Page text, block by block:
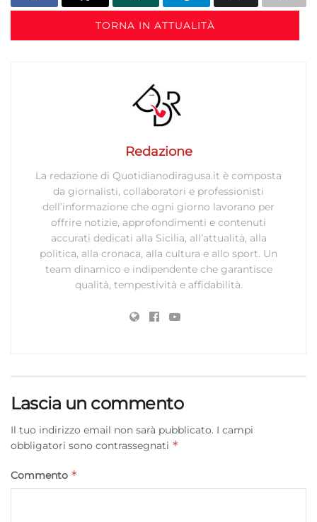
TORNA IN ATTUALITÀ
Redazione
La redazione di Quotidianodiragusa.it è composta
da giornalisti, collaboratori e professionisti
dell’informazione che ogni giorno lavorano per
offrire notizie, approfondimenti e contenuti
accurati dedicati alla Sicilia, all’attualità, alla
politica, alla cronaca, alla cultura e allo sport. Un
team dinamico e indipendente che garantisce
qualità, tempestività e affidabilità.
Lascia un commento
Il tuo indirizzo email non sarà pubblicato. I campi
obbligatori sono contrassegnati *
Commento *